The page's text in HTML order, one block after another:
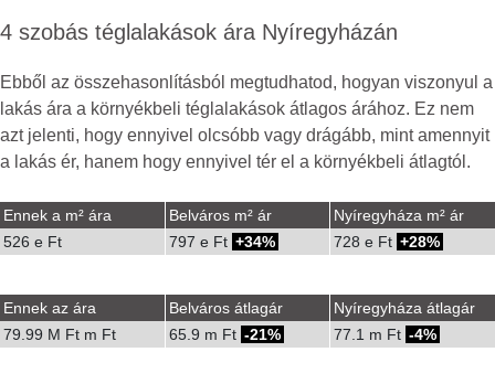
4 szobás téglalakások ára Nyíregyházán
Ebből az összehasonlításból megtudhatod, hogyan viszonyul a
lakás ára a környékbeli téglalakások átlagos árához. Ez nem
azt jelenti, hogy ennyivel olcsóbb vagy drágább, mint amennyit
a lakás ér, hanem hogy ennyivel tér el a környékbeli átlagtól.
Ennek a m² ára Belváros m² ár
Nyíregyháza m² ár
526 e Ft
797 e Ft 34% 728 e Ft 28%
Ennek az ára Belváros átlagár
Nyíregyháza átlagár
79.99 M Ft m Ft
65.9 m Ft -21% 77.1 m Ft -4%